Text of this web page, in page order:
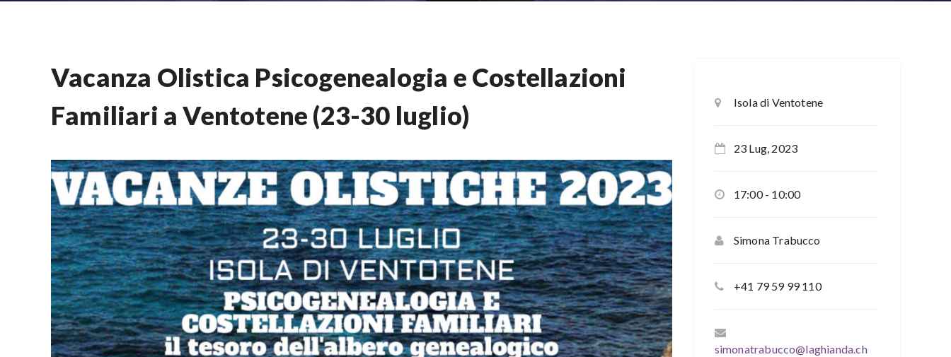
Vacanza Olistica Psicogenealogia e Costellazioni
Familiari a Ventotene (23-30 luglio)
Isola di Ventotene
23 Lug, 2023
17:00 - 10:00
Simona Trabucco
+41 79 59 99 110
simonatrabucco@laghianda.ch